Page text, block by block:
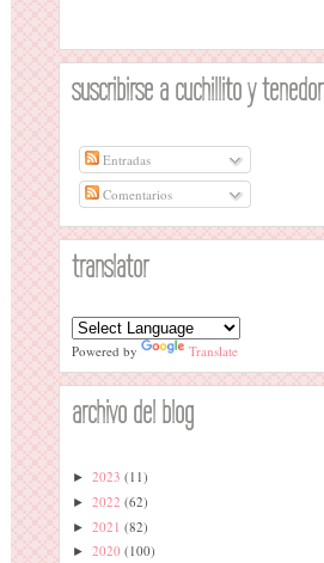
suscribirse a cuchillito y tenedor
Entradas
Comentarios
translator
Powered by Translate
archivo del blog
► 2023 (11)
► 2022 (62)
► 2021 (82)
► 2020 (100)